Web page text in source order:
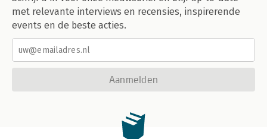
met relevante interviews en recensies, inspirerende
events en de beste acties.
Aanmelden